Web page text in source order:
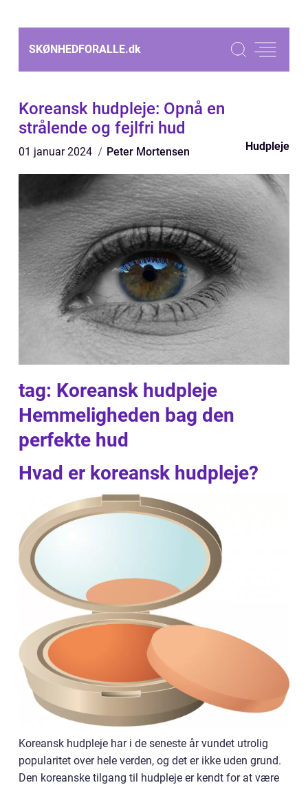
SKØNHEDFORALLE.dk
Koreansk hudpleje: Opnå en
strålende og fejlfri hud
01 januar 2024 Peter Mortensen Hudpleje
tag: Koreansk hudpleje
Hemmeligheden bag den
perfekte hud
Hvad er koreansk hudpleje?
Koreansk hudpleje har i de seneste år vundet utrolig
popularitet over hele verden, og det er ikke uden grund.
Den koreanske tilgang til hudpleje er kendt for at være